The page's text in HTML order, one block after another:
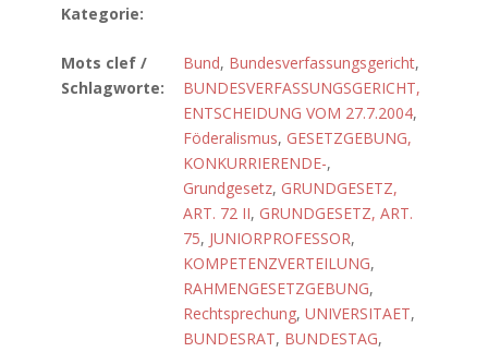
Kategorie:
Mots clef /
Schlagworte:
Bund, Bundesverfassungsgericht,
BUNDESVERFASSUNGSGERICHT,
ENTSCHEIDUNG VOM 27.7.2004,
Föderalismus, GESETZGEBUNG,
KONKURRIERENDE-,
Grundgesetz, GRUNDGESETZ,
ART. 72 II, GRUNDGESETZ, ART.
75, JUNIORPROFESSOR,
KOMPETENZVERTEILUNG,
RAHMENGESETZGEBUNG,
Rechtsprechung, UNIVERSITAET,
BUNDESRAT, BUNDESTAG,